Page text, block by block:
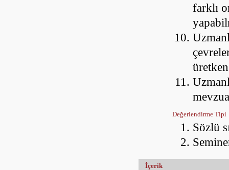
farklı
Değerlendirme Tipi
Sözlü
İçerik